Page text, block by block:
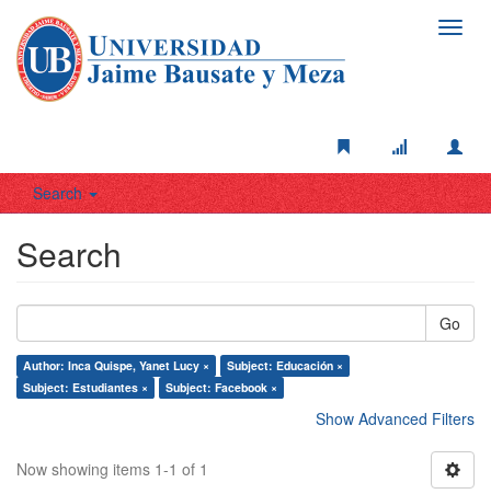
Search
Search
Go
Author: Inca Quispe, Yanet Lucy ×
Subject: Educación ×
Subject: Estudiantes ×
Subject: Facebook ×
Show Advanced Filters
Now showing items 1-1 of 1